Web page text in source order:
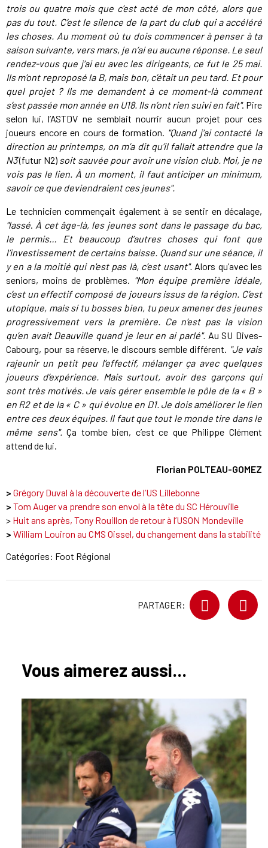
trois ou quatre mois que c’est acté de mon côté, alors que
pas du tout. C’est le silence de la part du club qui a accéléré
les choses. Au moment où tu dois commencer à penser à ta
saison suivante, vers mars, je n’ai eu aucune réponse. Le seul
rendez-vous que j’ai eu avec les dirigeants, ce fut le 25 mai.
Ils m’ont reproposé la B, mais bon, c’était un peu tard. Et pour
quel projet ? Ils me demandent à ce moment-là comment
s’est passée mon année en U18. Ils n’ont rien suivi en fait". Pire
selon lui, l’ASTDV ne semblait nourrir aucun projet pour ces
joueurs encore en cours de formation. "Quand j’ai contacté la
direction au printemps, on m’a dit qu’il fallait attendre que la
N3(futur N2)soit sauvée pour avoir une vision club. Moi, je ne
vois pas le lien. À un moment, il faut anticiper un minimum,
savoir ce que deviendraient ces jeunes".
Le technicien commençait également à se sentir en décalage,
"lassé. À cet âge-là, les jeunes sont dans le passage du bac,
le permis… Et beaucoup d’autres choses qui font que
l’investissement de certains baisse. Quand sur une séance, il
y en a la moitié qui n'est pas là, c’est usant".Alors qu’avec les
seniors, moins de problèmes. "Mon équipe première idéale,
c’est un effectif composé de joueurs issus de la région. C’est
utopique, mais si tu bosses bien, tu peux amener des jeunes
progressivement vers la première. Ce n’est pas la vision
qu’en avait Deauville quand je leur en ai parlé".Au SU Dives-
Cabourg, pour sa réserve, le discours semble différent. "Je vais
rajeunir un petit peu l’effectif, mélanger ça avec quelques
joueurs d’expérience. Mais surtout, avoir des garçons qui
sont très motivés. Je vais gérer ensemble le pôle de la « B »
en R2 et de la « C » qui évolue en D1. Je dois améliorer le lien
entre ces deux équipes. Il faut que tout le monde tire dans le
même sens".Ça tombe bien, c’est ce que Philippe Clément
attend de lui.
Florian POLTEAU-GOMEZ
> Grégory Duval à la découverte de l’US Lillebonne
> Tom Auger va prendre son envol à la tête du SC Hérouville
> Huit ans après, Tony Rouillon de retour à l’USON Mondeville
> William Louiron au CMS Oissel, du changement dans la stabilité
Catégories: Foot Régional
PARTAGER:
Vous aimerez aussi...